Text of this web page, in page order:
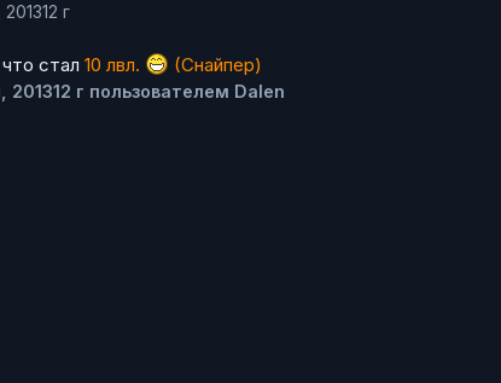
12 г
стал 10 лвл. (Снайпер)
201312 г пользователем Dalen